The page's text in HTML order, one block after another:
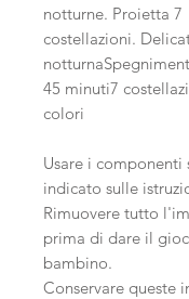
notturne. Proietta 7
costellazioni.
45 minuti7
colori
Usare i componenti
indicato sulle
Rimuovere tutto
prima di dare il
bambino.
Conservare queste